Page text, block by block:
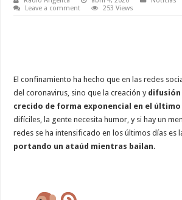
Leave a comment
253 Views
El confinamiento ha hecho que en las redes
del coronavirus, sino que la creación y difusión
crecido de forma exponencial en el último
difíciles, la gente necesita humor, y si hay un
redes se ha intensificado en los últimos días es
portando un ataúd mientras bailan.